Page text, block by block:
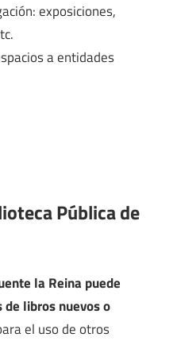
exposiciones,
a entidades
Pública de
la Reina puede
libros nuevos o
el uso de otros